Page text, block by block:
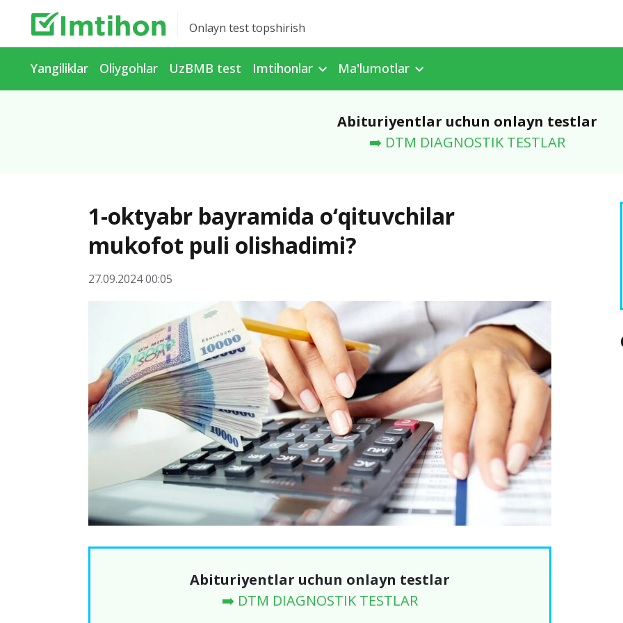
Onlayn test topshirish
Yangiliklar Oliygohlar UzBMB test Imtihonlar Ma'lumotlar
Abituriyentlar uchun onlayn testlar
➡️ DTM DIAGNOSTIK TESTLAR
1-oktyabr bayramida o‘qituvchilar
mukofot puli olishadimi?
27.09.2024 00:05
Abituriyentlar uchun onlayn testlar
➡️ DTM DIAGNOSTIK TESTLAR